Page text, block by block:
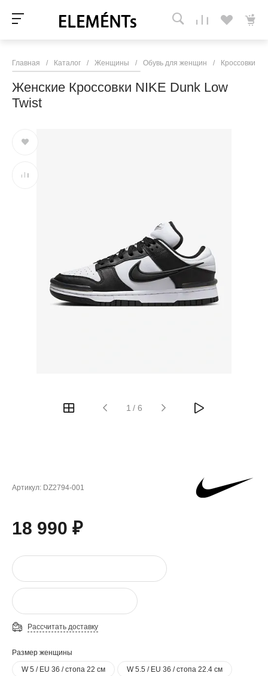
Главная / Каталог / Женщины / Обувь для женщин / Кроссовки и
Женские Кроссовки NIKE Dunk Low
Twist
1 / 6
Артикул: DZ2794-001
18 990 ₽
Рассчитать доставку
Размер женщины
W 5 / EU 36 / стопа 22 см
W 5.5 / EU 36 / стопа 22.4 см